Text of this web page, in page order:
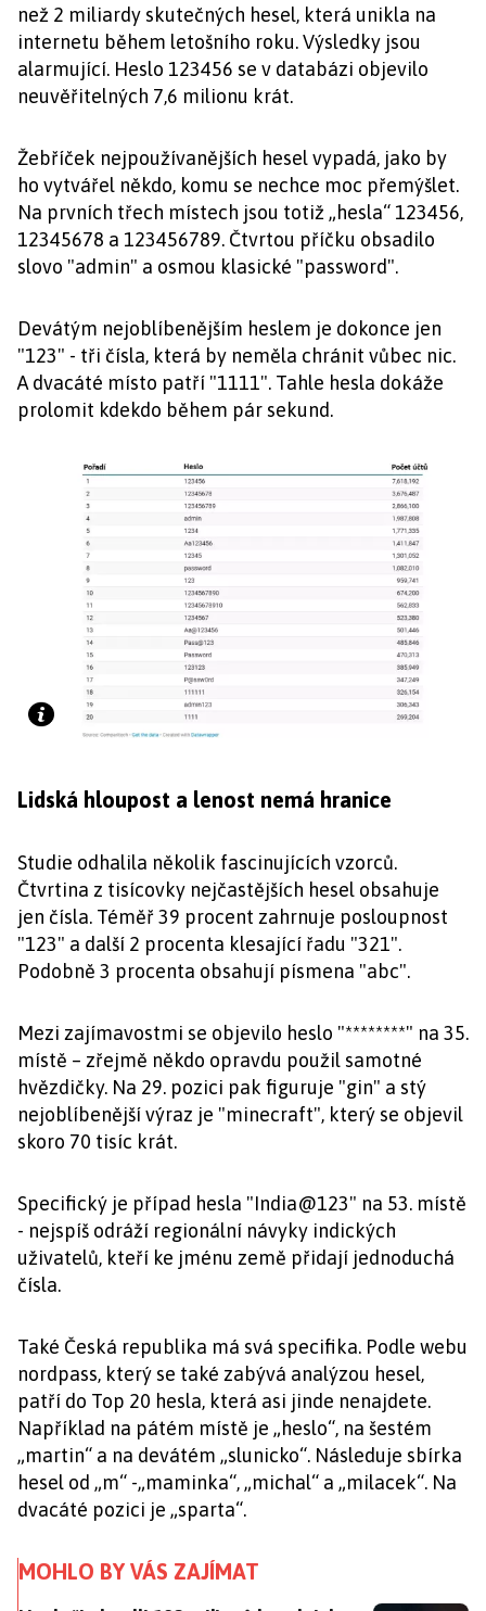
než 2 miliardy skutečných hesel, která unikla na
internetu během letošního roku. Výsledky jsou
alarmující. Heslo 123456 se v databázi objevilo
neuvěřitelných 7,6 milionu krát.
Žebříček nejpoužívanějších hesel vypadá, jako by
ho vytvářel někdo, komu se nechce moc přemýšlet.
Na prvních třech místech jsou totiž „hesla“ 123456,
12345678 a 123456789. Čtvrtou příčku obsadilo
slovo "admin" a osmou klasické "password".
Devátým nejoblíbenějším heslem je dokonce jen
"123" - tři čísla, která by neměla chránit vůbec nic.
A dvacáté místo patří "1111". Tahle hesla dokáže
prolomit kdekdo během pár sekund.
Lidská hloupost a lenost nemá hranice
Studie odhalila několik fascinujících vzorců.
Čtvrtina z tisícovky nejčastějších hesel obsahuje
jen čísla. Téměř 39 procent zahrnuje posloupnost
"123" a další 2 procenta klesající řadu "321".
Podobně 3 procenta obsahují písmena "abc".
Mezi zajímavostmi se objevilo heslo "********" na 35.
místě – zřejmě někdo opravdu použil samotné
hvězdičky. Na 29. pozici pak figuruje "gin" a stý
nejoblíbenější výraz je "minecraft", který se objevil
skoro 70 tisíc krát.
Specifický je případ hesla "India@123" na 53. místě
- nejspíš odráží regionální návyky indických
uživatelů, kteří ke jménu země přidají jednoduchá
čísla.
Také Česká republika má svá specifika. Podle webu
nordpass, který se také zabývá analýzou hesel,
patří do Top 20 hesla, která asi jinde nenajdete.
Například na pátém místě je „heslo“, na šestém
„martin“ a na devátém „slunicko“. Následuje sbírka
hesel od „m“ -„maminka“, „michal“ a „milacek“. Na
dvacáté pozici je „sparta“.
MOHLO BY VÁS ZAJÍMAT